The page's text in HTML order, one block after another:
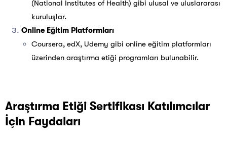
(National Institutes of Health) gibi ulusal ve uluslararası
kuruluşlar.
Online Eğitim Platformları
Coursera, edX, Udemy gibi online eğitim platformları
üzerinden araştırma etiği programları bulunabilir.
Araştırma Etiği Sertifikası Katılımcılar
İçin Faydaları